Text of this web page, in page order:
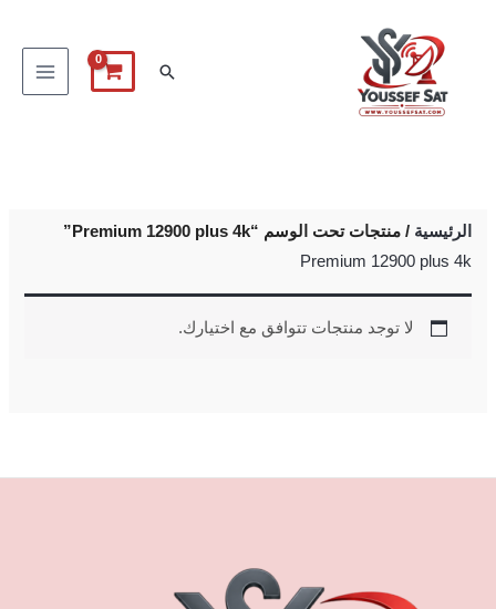
البحث
الرئيسية / منتجات تحت الوسم “Premium 12900 plus 4k”
Premium 12900 plus 4k
لا توجد منتجات تتوافق مع اختيارك.